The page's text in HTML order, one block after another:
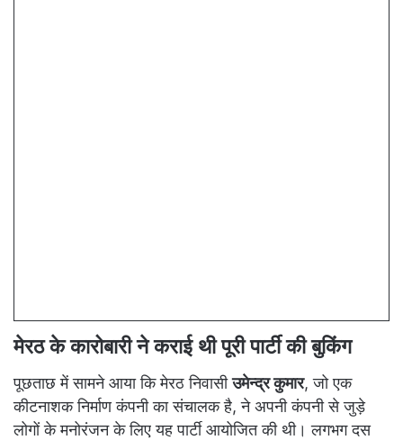
मेरठ के कारोबारी ने कराई थी पूरी पार्टी की बुकिंग
पूछताछ में सामने आया कि मेरठ निवासीउमेन्द्र कुमार, जो एक
कीटनाशक निर्माण कंपनी का संचालक है, ने अपनी कंपनी से जुड़े
लोगों के मनोरंजन के लिए यह पार्टी आयोजित की थी। लगभग दस